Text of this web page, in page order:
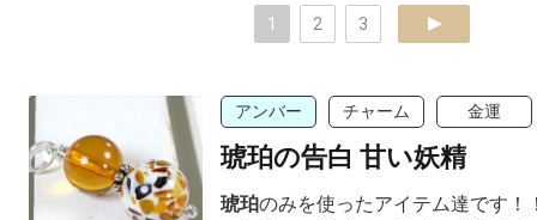
1 2 3 next
アンバー チャーム 金運
琥珀の告白 甘い妖精
琥珀のみを使ったアイテム達です！